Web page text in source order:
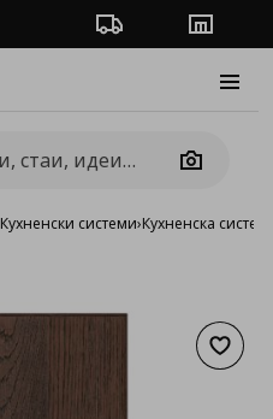
Проследяване на
Camera
Кухненски системи›Кухненска